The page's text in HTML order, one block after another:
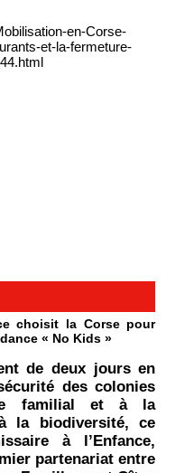
en-Corse-
et-la-fermeture-
choisit la Corse pour
« No Kids »
de deux jours en
des colonies
familial et à la
la biodiversité, ce
à l’Enfance,
partenariat entre